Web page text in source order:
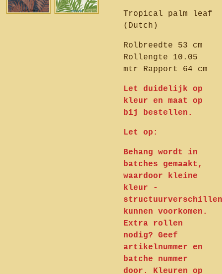
Tropical palm leaf
(Dutch)
Rolbreedte 53 cm
Rollengte 10.05
mtr Rapport 64 cm
Let duidelijk op
kleur en maat op
bij bestellen.
Let op:
Behang wordt in
batches gemaakt,
waardoor kleine
kleur -
structuurverschillen
kunnen voorkomen.
Extra rollen
nodig? Geef
artikelnummer en
batche nummer
door. Kleuren op